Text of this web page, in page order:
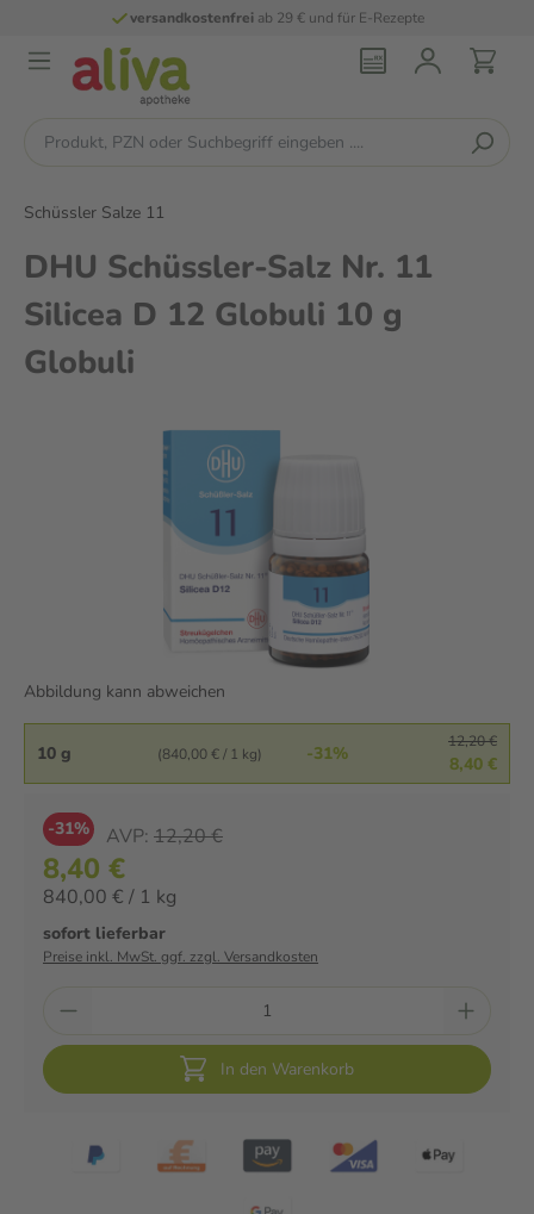
versandkostenfreiab 29 € und für E-Rezepte
Schüssler Salze 11
DHU Schüssler-Salz Nr. 11
Silicea D 12 Globuli 10 g
Globuli
Abbildung kann abweichen
10 g (840,00 € / 1 kg) -31%
12,20 €
8,40 €
-31% AVP: 12,20 €
8,40 €
840,00 € / 1 kg
sofort lieferbar
Preise inkl. MwSt. ggf. zzgl. Versandkosten
In den Warenkorb